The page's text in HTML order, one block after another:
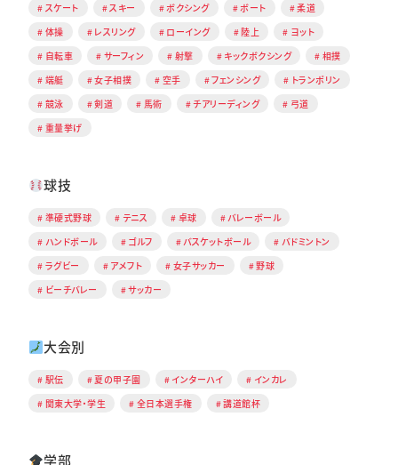
スケート スキー ボクシング ボート
柔道
体操
レスリング ローイング 陸上
ヨット
自転車
サーフィン 射撃 キックボクシング
相撲
端艇
女子相撲 空手 フェンシング
トランポリン
競泳
剣道 馬術 チアリーディング
弓道
重量挙げ
球技
準硬式野球 テニス 卓球
バレーボール
ハンドボール
ゴルフ バスケットボール
バドミントン
ラグビー
アメフト 女子サッカー
野球
ビーチバレー
サッカー
大会別
駅伝 夏の甲子園 インターハイ
インカレ
関東大学・学生
全日本選手権 講道館杯
学部